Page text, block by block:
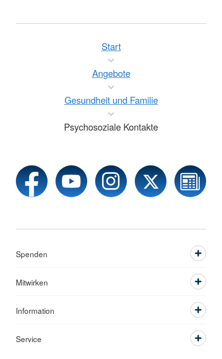
Start
Angebote
Gesundheit und Familie
Psychosoziale Kontakte
Spenden
Mitwirken
Information
Service